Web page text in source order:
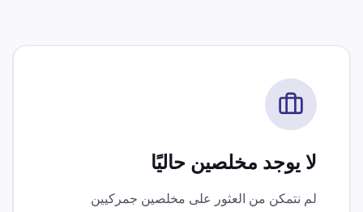
لا يوجد مخلصين حاليًا
لم نتمكن من العثور على مخلصين جمركيين